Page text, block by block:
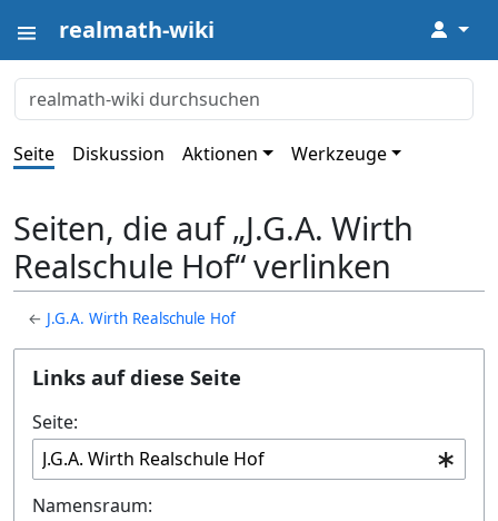
realmath-wiki ↓
Seite Diskussion Aktionen Werkzeuge
Seiten, die auf „J.G.A. Wirth
Realschule Hof“ verlinken
← J.G.A. Wirth Realschule Hof
Links auf diese Seite
Seite:
Namensraum: